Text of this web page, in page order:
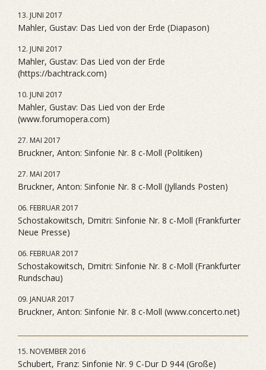
13. JUNI 2017
Mahler, Gustav: Das Lied von der Erde (Diapason)
12. JUNI 2017
Mahler, Gustav: Das Lied von der Erde
(https://bachtrack.com)
10. JUNI 2017
Mahler, Gustav: Das Lied von der Erde
(www.forumopera.com)
27. MAI 2017
Bruckner, Anton: Sinfonie Nr. 8 c-Moll (Politiken)
27. MAI 2017
Bruckner, Anton: Sinfonie Nr. 8 c-Moll (Jyllands Posten)
06. FEBRUAR 2017
Schostakowitsch, Dmitri: Sinfonie Nr. 8 c-Moll (Frankfurter
Neue Presse)
06. FEBRUAR 2017
Schostakowitsch, Dmitri: Sinfonie Nr. 8 c-Moll (Frankfurter
Rundschau)
09. JANUAR 2017
Bruckner, Anton: Sinfonie Nr. 8 c-Moll (www.concerto.net)
15. NOVEMBER 2016
Schubert, Franz: Sinfonie Nr. 9 C-Dur D 944 (Große)